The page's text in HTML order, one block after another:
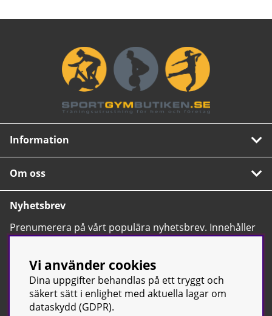
Information
Om oss
Nyhetsbrev
Prenumerera på vårt populära nyhetsbrev. Innehåller
tips, nyheter och våra allra bästa erbjudanden.
Vi använder cookies
Dina uppgifter behandlas på ett tryggt och
säkert sätt i enlighet med aktuella lagar om
dataskydd (GDPR).